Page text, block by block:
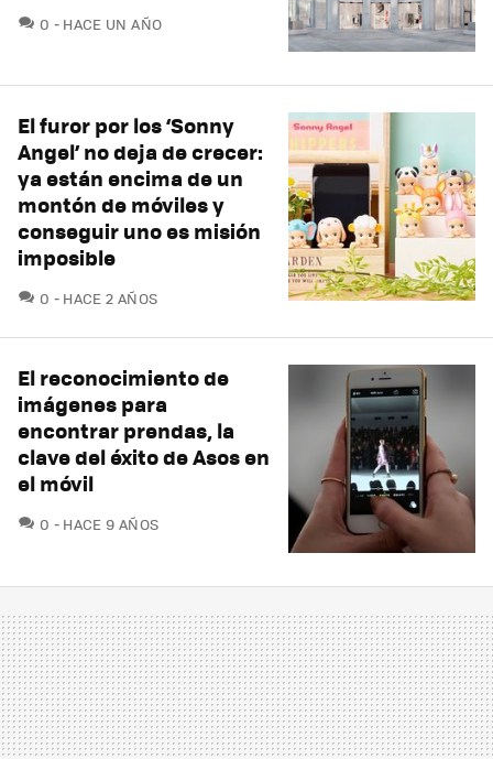
0 COMENTARIOS
HACE UN AÑO
El furor por los ‘Sonny
Angel’ no deja de crecer:
ya están encima de un
montón de móviles y
conseguir uno es misión
imposible
0 COMENTARIOS
HACE 2 AÑOS
El reconocimiento de
imágenes para
encontrar prendas, la
clave del éxito de Asos en
el móvil
0 COMENTARIOS
HACE 9 AÑOS